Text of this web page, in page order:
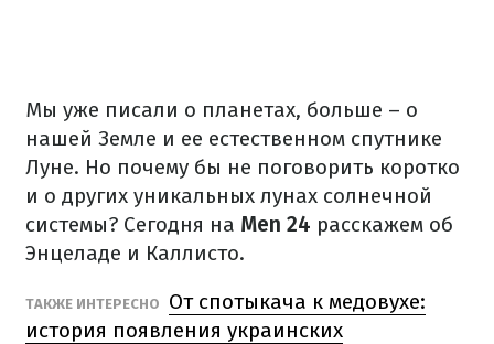
Мы уже писали о планетах, больше – о
нашей Земле и ее естественном спутнике
Луне. Но почему бы не поговорить коротко
и о других уникальных лунах солнечной
системы? Сегодня на Men 24 расскажем об
Энцеладе и Каллисто.
ТАКЖЕ ИНТЕРЕСНО
От спотыкача к медовухе:
история появления украинских